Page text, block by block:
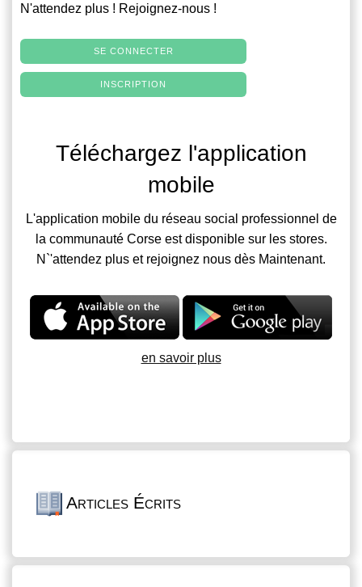
N'attendez plus ! Rejoignez-nous !
SE CONNECTER
INSCRIPTION
Téléchargez l'application
mobile
L'application mobile du réseau social professionnel de
la communauté Corse est disponible sur les stores.
N`'attendez plus et rejoignez nous dès Maintenant.
en savoir plus
Articles Écrits